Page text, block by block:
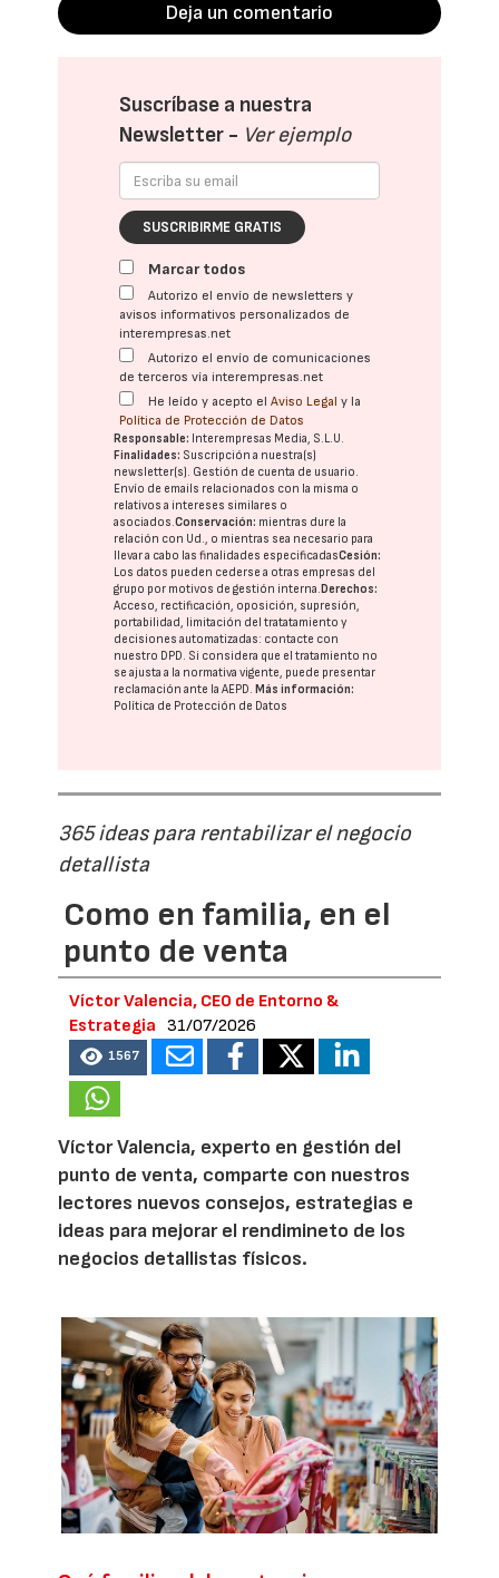
Deja un comentario
Suscríbase a nuestra
Newsletter - Ver ejemplo
SUSCRIBIRME GRATIS
Marcar todos
Autorizo el envío de newsletters y
avisos informativos personalizados de
interempresas.net
Autorizo el envío de comunicaciones
de terceros vía interempresas.net
He leído y acepto elAviso Legal y la
Política de Protección de Datos
Responsable: Interempresas Media, S.L.U.
Finalidades: Suscripción a nuestra(s)
newsletter(s). Gestión de cuenta de usuario.
Envío de emails relacionados con la misma o
relativos a intereses similares o
asociados.Conservación: mientras dure la
relación con Ud., o mientras sea necesario para
llevar a cabo las finalidades especificadasCesión:
Los datos pueden cederse a otras empresas del
grupo por motivos de gestión interna.Derechos:
Acceso, rectificación, oposición, supresión,
portabilidad, limitación del tratatamiento y
decisiones automatizadas: contacte con
nuestro DPD. Si considera que el tratamiento no
se ajusta a la normativa vigente, puede presentar
reclamación ante laAEPD.Más información:
Política de Protección de Datos
365 ideas para rentabilizar el negocio
detallista
Como en familia, en el
punto de venta
Víctor Valencia, CEO de Entorno &
Estrategia
31/07/2026
1567
Víctor Valencia, experto en gestión del
punto de venta, comparte con nuestros
lectores nuevos consejos, estrategias e
ideas para mejorar el rendimineto de los
negocios detallistas físicos.